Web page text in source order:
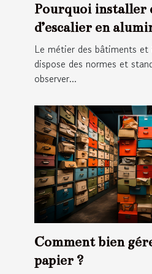
Pourquoi installer
d’escalier en
Le métier des bâtiments et
dispose des normes et
observer...
Comment bien
papier ?